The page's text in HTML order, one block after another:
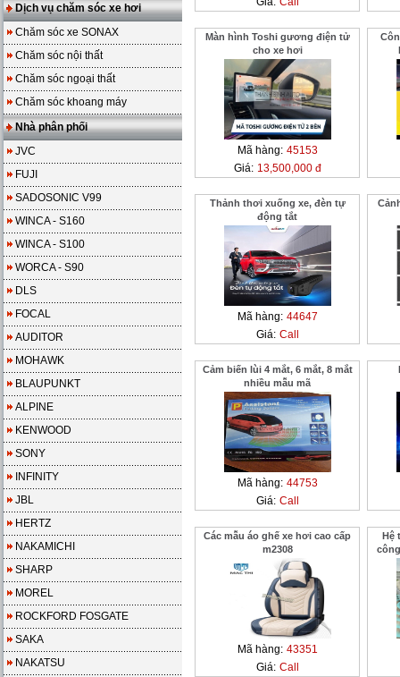
Dịch vụ chăm sóc xe hơi
Chăm sóc xe SONAX
Chăm sóc nội thất
Chăm sóc ngoại thất
Chăm sóc khoang máy
Nhà phân phối
JVC
FUJI
SADOSONIC V99
WINCA - S160
WINCA - S100
WORCA - S90
DLS
FOCAL
AUDITOR
MOHAWK
BLAUPUNKT
ALPINE
KENWOOD
SONY
INFINITY
JBL
HERTZ
NAKAMICHI
SHARP
MOREL
ROCKFORD FOSGATE
SAKA
NAKATSU
Màn hình Toshi gương điện tử
cho xe hơi
Mã hàng: 45153
Giá: 13,500,000 đ
Thảnh thơi xuống xe, đèn tự
động tắt
Mã hàng: 44647
Giá: Call
Cảm biến lùi 4 mắt, 6 mắt, 8 mắt
nhiều mẫu mã
Mã hàng: 44753
Giá: Call
Các mẫu áo ghế xe hơi cao cấp
m2308
Mã hàng: 43351
Giá: Call
Hệ